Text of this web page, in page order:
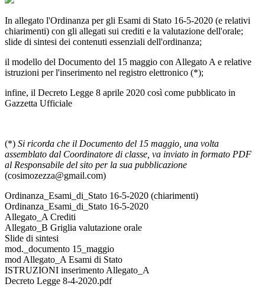
In allegato l'Ordinanza per gli Esami di Stato 16-5-2020 (e relativi
chiarimenti) con gli allegati sui crediti e la valutazione dell'orale;
slide di sintesi dei contenuti essenziali dell'ordinanza;
il modello del Documento del 15 maggio con Allegato A e relative
istruzioni per l'inserimento nel registro elettronico (*);
infine, il Decreto Legge 8 aprile 2020 così come pubblicato in
Gazzetta Ufficiale
(*) Si ricorda che il Documento del 15 maggio, una volta
assemblato dal Coordinatore di classe, va inviato in formato PDF
al Responsabile del sito per la sua pubblicazione
(cosimozezza@gmail.com)
Ordinanza_Esami_di_Stato 16-5-2020 (chiarimenti)
Ordinanza_Esami_di_Stato 16-5-2020
Allegato_A Crediti
Allegato_B Griglia valutazione orale
Slide di sintesi
mod._documento 15_maggio
mod Allegato_A Esami di Stato
ISTRUZIONI inserimento Allegato_A
Decreto Legge 8-4-2020.pdf